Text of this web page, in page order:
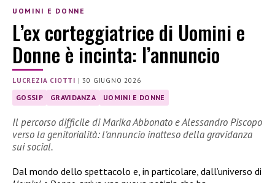
UOMINI E DONNE
L’ex corteggiatrice di Uomini e
Donne è incinta: l’annuncio
LUCREZIA CIOTTI |30 GIUGNO 2026
GOSSIP GRAVIDANZA UOMINI E DONNE
Il percorso difficile di Marika Abbonato e Alessandro Piscopo
verso la genitorialità: l’annuncio inatteso della gravidanza
sui social.
Dal mondo dello spettacolo e, in particolare, dall’universo di